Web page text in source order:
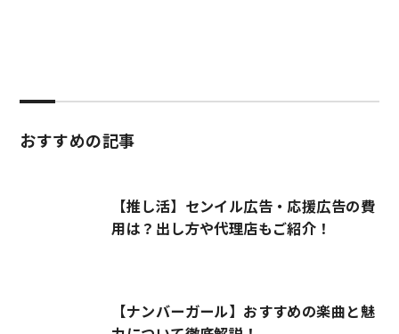
おすすめの記事
【推し活】センイル広告・応援広告の費
用は？出し方や代理店もご紹介！
【ナンバーガール】おすすめの楽曲と魅